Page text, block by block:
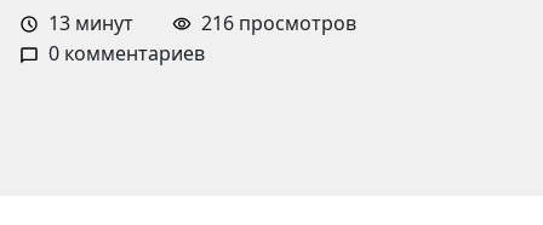
13 минут
216 просмотров
0 комментариев